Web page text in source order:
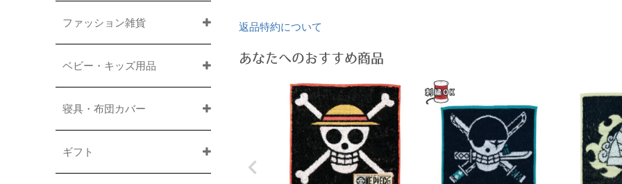
ファッション雑貨
ベビー・キッズ用品
寝具・布団カバー
ギフト
返品特約について
あなたへのおすすめ商品